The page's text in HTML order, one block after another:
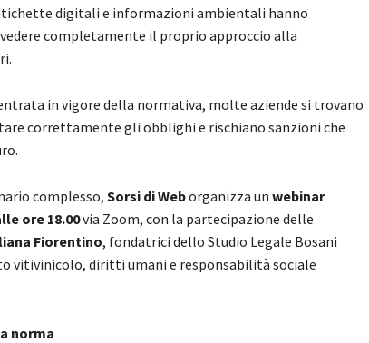
digitali e informazioni ambientali hanno
completamente il proprio approccio alla
in vigore della normativa, molte aziende si trovano
correttamente gli obblighi e rischiano sanzioni che
complesso, Sorsi di Weborganizza un webinar
ore 18.00via Zoom, con la partecipazione delle
Fiorentino, fondatrici dello Studio Legale Bosani
vitivinicolo, diritti umani e responsabilità sociale
norma